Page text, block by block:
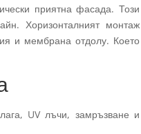
приятна фасада. Този
Хоризонталният монтаж
и мембрана отдолу. Което
UV лъчи, замръзване и